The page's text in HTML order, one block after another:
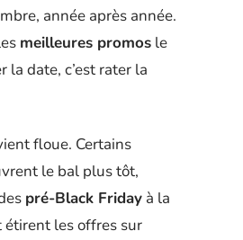
année après année.
meilleures promos le
la date, c’est rater la
floue. Certains
le bal plus tôt,
pré-Black Friday à la
les offres sur